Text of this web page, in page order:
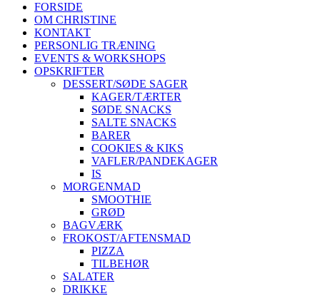
FORSIDE
OM CHRISTINE
KONTAKT
PERSONLIG TRÆNING
EVENTS & WORKSHOPS
OPSKRIFTER
DESSERT/SØDE SAGER
KAGER/TÆRTER
SØDE SNACKS
SALTE SNACKS
BARER
COOKIES & KIKS
VAFLER/PANDEKAGER
IS
MORGENMAD
SMOOTHIE
GRØD
BAGVÆRK
FROKOST/AFTENSMAD
PIZZA
TILBEHØR
SALATER
DRIKKE